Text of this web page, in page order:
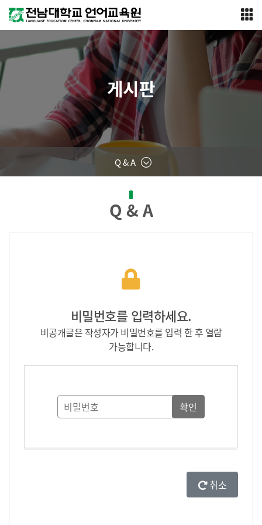
Q & A
게시판
Q & A
비밀번호를 입력하세요.
비공개글은 작성자가 비밀번호를 입력 한 후 열람
가능합니다.
취소